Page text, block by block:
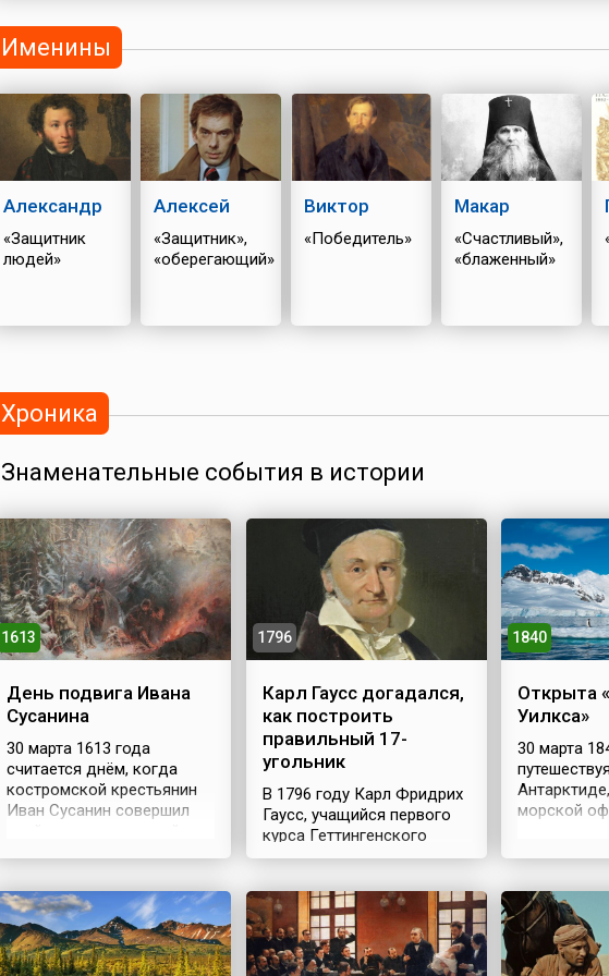
Именины
Александр
«Защитник
людей»
Алексей
«Защитник»,
«оберегающий»
Виктор
«Победитель»
Макар
«Счастливый»,
«блаженный»
Хроника
Знаменательные события в истории
1613
День подвига Ивана
Сусанина
30 марта 1613 года
считается днём, когда
костромской крестьянин
Иван Сусанин совершил
фигурой одного из
известнейших
музыкальных
произведений периода
1796
Карл Гаусс догадался,
как построить
правильный 17-
угольник
В 1796 году Карл Фридрих
Гаусс, учащийся первого
курса Геттингенского
университета, решил
математическая наука
пасовала более двух с
лишним тысяч лет.
Несмотря на то, что еще
1840
Открыта
Уилкса»
30 марта
морской
Позднее
Восточной
между